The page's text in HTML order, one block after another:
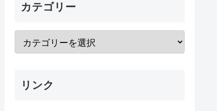
カテゴリー
リンク